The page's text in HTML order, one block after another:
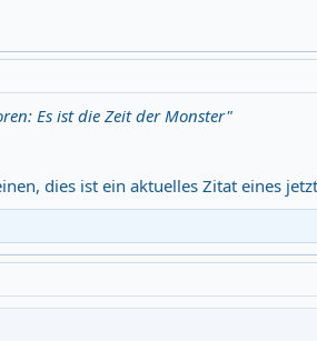
Es ist die Zeit der Monster"
dies ist ein aktuelles Zitat eines